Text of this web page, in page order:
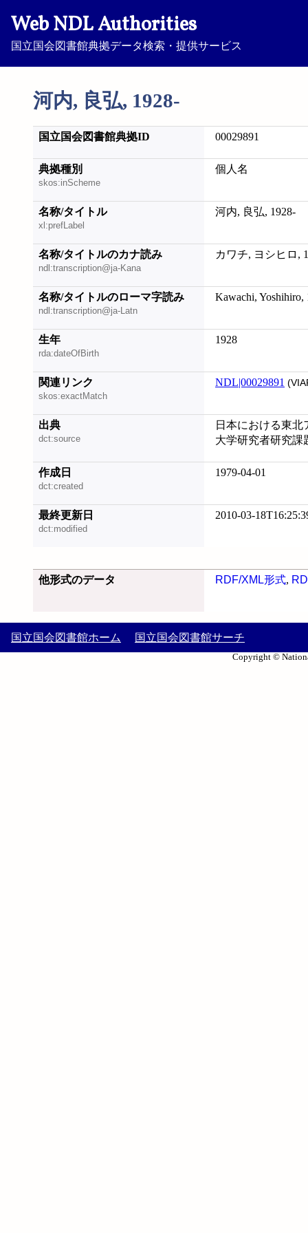
Web NDL Authorities
国立国会図書館典拠データ検索・提供サービス
河内, 良弘, 1928-
国立国会図書館典拠ID 00029891
典拠種別
skos:inScheme
個人名
名称/タイトル
xl:prefLabel
河内, 良弘, 1928-
名称/タイトルのカナ読み
ndl:transcription@ja-Kana
カワチ, ヨシヒロ,
名称/タイトルのローマ字読み
ndl:transcription@ja-Latn
Kawachi, Yoshihiro,
生年
rda:dateOfBirth
1928
関連リンク
skos:exactMatch
NDL|00029891
出典
dct:source
日本における東
大学研究者研究課
作成日
dct:created
1979-04-01
最終更新日
dct:modified
2010-03-
他形式のデータ RDF/XML形式,
国立国会図書館ホーム 国立国会図書館サーチ
Copyright ©